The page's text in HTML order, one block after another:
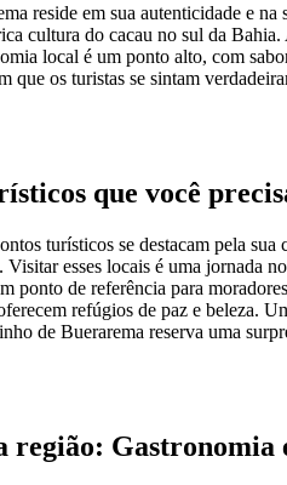
reside em sua autenticidade e
cultura do cacau no sul da
local é um ponto alto, com
que os turistas se sintam
que você
turísticos se destacam pela
Visitar esses locais é uma jornada
ponto de referência para
refúgios de paz e beleza.
de Buerarema reserva uma
região: Gastronomia